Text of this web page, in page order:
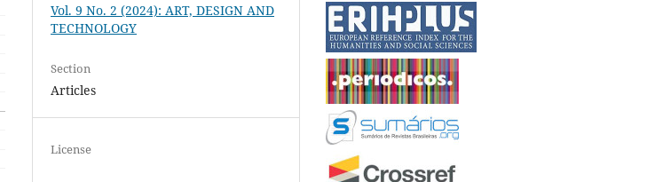
Vol. 9 No. 2 (2024): ART, DESIGN AND
TECHNOLOGY
Section
Articles
License